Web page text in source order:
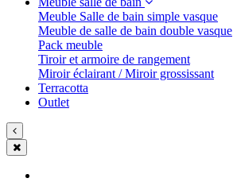
Meuble Salle de bain simple vasque
Meuble de salle de bain double vasque
Pack meuble
Tiroir et armoire de rangement
Miroir éclairant / Miroir grossissant
Terracotta
Outlet